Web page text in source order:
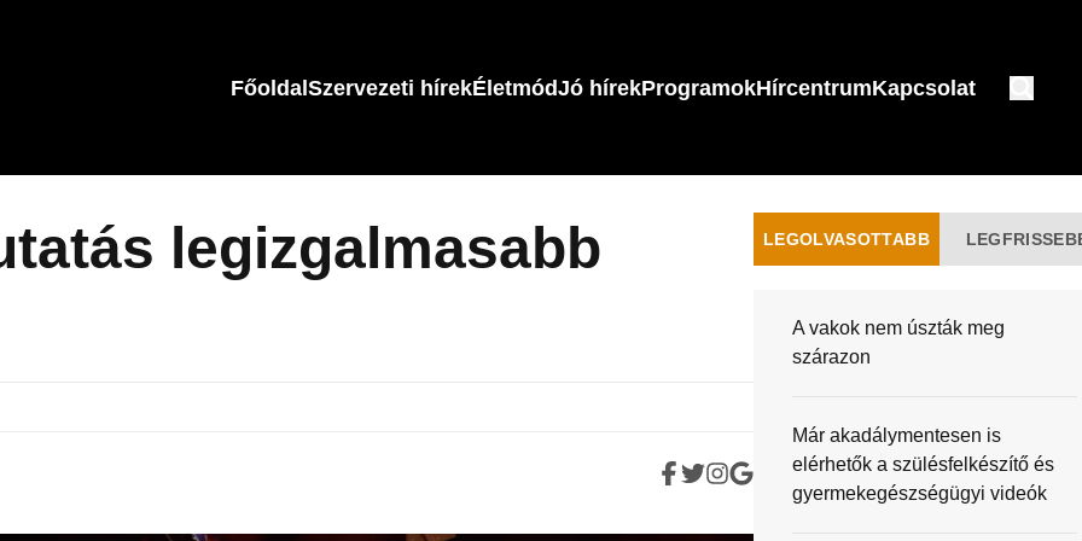
FőoldalSzervezeti hírekÉletmódJó hírekProgramokHírcentrumKapcsolat
legizgalmasabb
LEGOLVASOTTABB
A vakok nem úszták meg
szárazon
Már akadálymentesen is
elérhetők a szülésfelkészítő és
gyermekegészségügyi videók